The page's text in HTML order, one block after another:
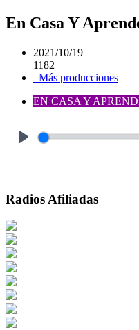
En Casa Y
2021/10/19
1182
Más producciones
EN CASA Y
Radios Afiliadas